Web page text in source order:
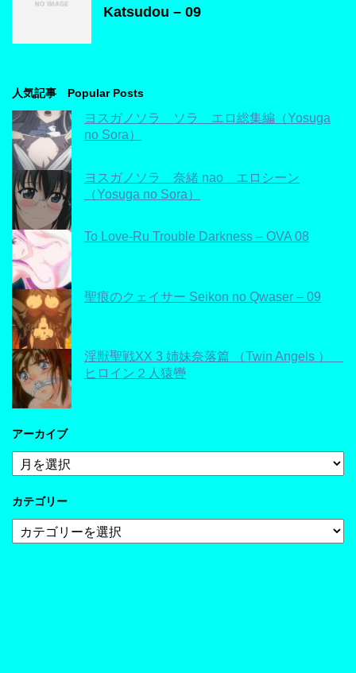
Katsudou – 09
人気記事 Popular Posts
ヨスガノソラ ソラ エロ総集編（Yosuga
no Sora）
ヨスガノソラ 奈緒 nao エロシーン
（Yosuga no Sora）
To Love-Ru Trouble Darkness – OVA 08
聖痕のクェイサー Seikon no Qwaser – 09
淫獣聖戦XX 3 姉妹奈落篇 （Twin Angels ）
ヒロイン２人猿轡
アーカイブ
ア
ー
イ
カテゴリー
テ